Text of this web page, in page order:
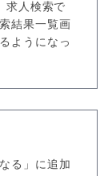
求人検索で
結果一覧画
ようになっ
る」に追加